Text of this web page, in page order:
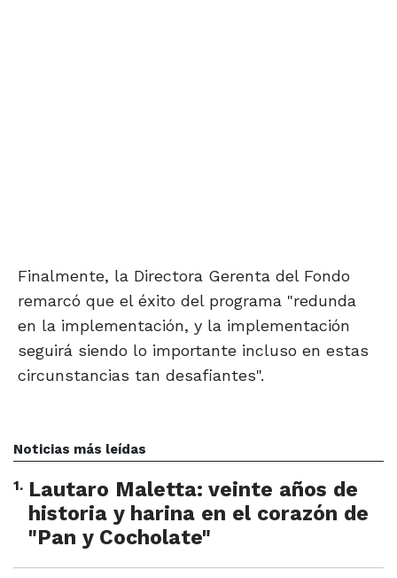
Finalmente, la Directora Gerenta del Fondo
remarcó que el éxito del programa "redunda
en la implementación, y la implementación
seguirá siendo lo importante incluso en estas
circunstancias tan desafiantes".
Noticias más leídas
1. Lautaro Maletta: veinte años de
historia y harina en el corazón de
"Pan y Cocholate"